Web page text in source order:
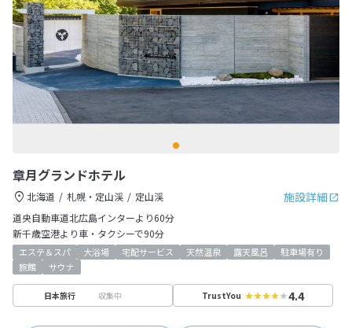
章月グランドホテル
施設詳細
北海道 札幌・定山渓
定山渓
道央自動車道北広島インターより60分
新千歳空港より車・タクシーで90分
エステ＆スパ 大浴場 宅配サービス 天然温泉 露天風呂
駐車場有り
旅館
サウナ
日本旅行 収集中 TrustYou 4.4